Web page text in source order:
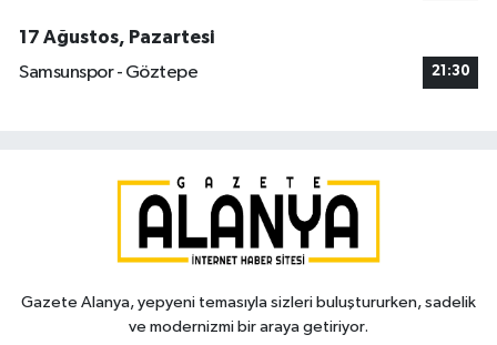
17 Ağustos, Pazartesi
Samsunspor - Göztepe
21:30
Gazete Alanya, yepyeni temasıyla sizleri buluştururken, sadelik
ve modernizmi bir araya getiriyor.